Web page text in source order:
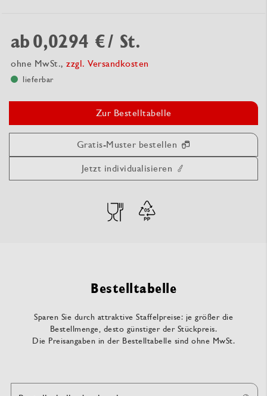
ab0,0294 €/ St.
ohne MwSt., zzgl. Versandkosten
lieferbar
Zur Bestelltabelle
Gratis-Muster bestellen
Jetzt individualisieren
Bestelltabelle
Sparen Sie durch attraktive Staffelpreise: je größer die
Bestellmenge, desto günstiger der Stückpreis.
Die Preisangaben in der Bestelltabelle sind ohne MwSt.